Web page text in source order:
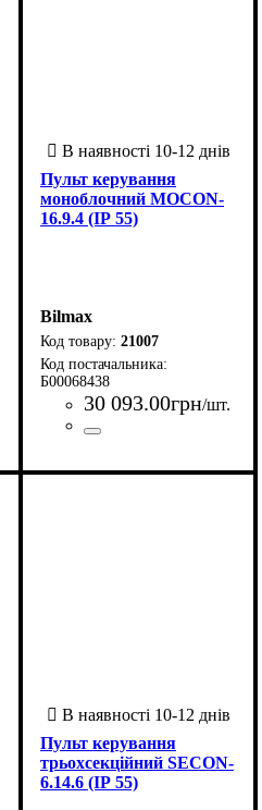
Пульт керування
моноблочний MOCON-
16.9.4 (ІР 55)
Bilmax
21007
Б00068438
30 093.00грн/шт.
Пульт керування
трьохсекційний SECON-
6.14.6 (ІР 55)